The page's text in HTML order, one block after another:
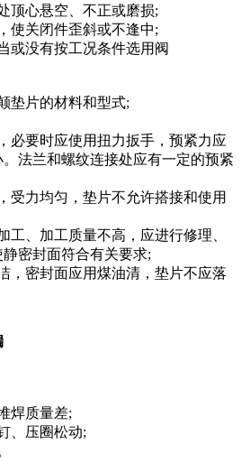
顶心悬空、不正或磨损;
使关闭件歪斜或不逢中;
或没有按工况条件选用阀
垫片的材料和型式;
必要时应使用扭力扳手，预紧力应
法兰和螺纹连接处应有一定的预紧
受力均匀，垫片不允许搭接和使用
工、加工质量不高，应进行修理、
密封面符合有关要求;
，密封面应用煤油清，垫片不应落
焊质量差;
、压圈松动;